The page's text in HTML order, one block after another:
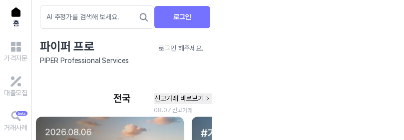
홈
가격자문
대출모집
거래사례
로그인
파이퍼 프로
로그인 해주세요.
PIPER Professional Services